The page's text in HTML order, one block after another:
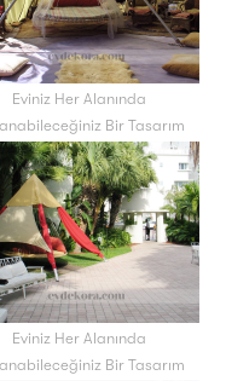
Eviniz Her Alanında
Bir Tasarım
Eviniz Her Alanında
Bir Tasarım